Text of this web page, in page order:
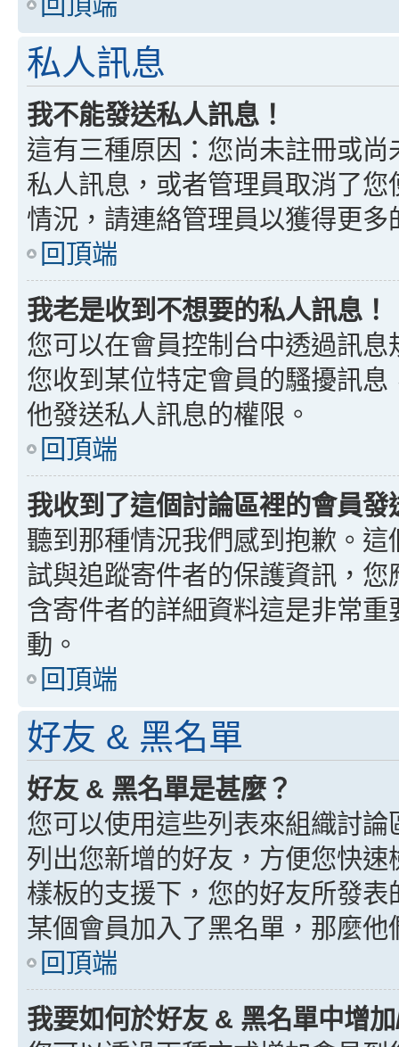
私人訊息
我不能發送私人訊息！
這有三種原因：您尚未註冊或
私人訊息，或者管理員取消了
情況，請連絡管理員以獲得更多
回頂端
我老是收到不想要的私人訊息！
您可以在會員控制台中透過訊
您收到某位特定會員的騷擾訊
他發送私人訊息的權限。
回頂端
我收到了這個討論區裡的會員
聽到那種情況我們感到抱歉。
試與追蹤寄件者的保護資訊，
含寄件者的詳細資料這是非常
動。
回頂端
好友 & 黑名單
好友 & 黑名單是甚麼？
您可以使用這些列表來組織討
列出您新增的好友，方便您快
樣板的支援下，您的好友所發
某個會員加入了黑名單，那麼
回頂端
我要如何於好友 & 黑名單中增